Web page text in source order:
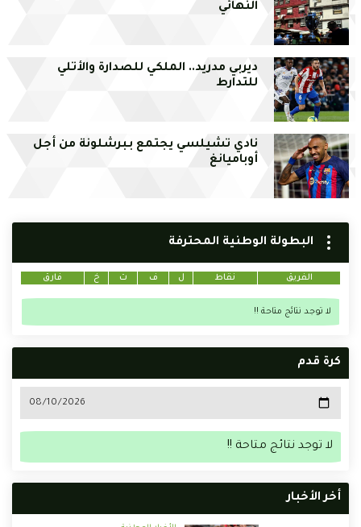
النهائي
ديربي مدريد.. الملكي للصدارة والأتلي
للتدارط
نادي تشيلسي يجتمع بـبرشلونة من أجل
أوباميانغ
البطولة الوطنية المحترفة
الفريق نقاط ل ف ت خ فارق
لا توجد نتائج متاحة !!
كرة قدم
لا توجد نتائج متاحة !!
أخر الأخبار